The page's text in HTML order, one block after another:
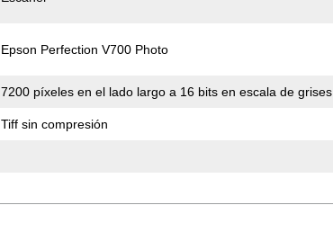
Epson Perfection V700 Photo
7200 píxeles en el lado largo a 16 bits en escala de grises
Tiff sin compresión